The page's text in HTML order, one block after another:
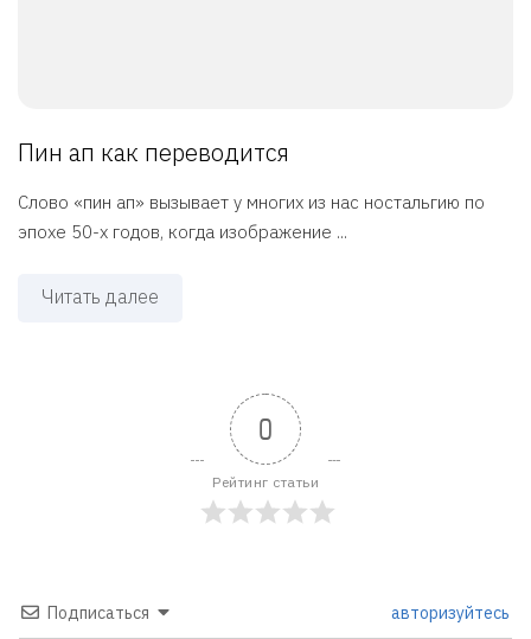
Пин ап как переводится
Слово «пин ап» вызывает у многих из нас ностальгию по
эпохе 50-х годов, когда изображение ...
Читать далее
0
Рейтинг статьи
Подписаться авторизуйтесь